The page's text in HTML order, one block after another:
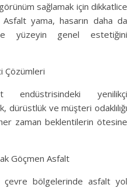
sağlamak için dikkatlice
Asfalt yama, hasarın daha da
yüzeyin genel estetiğini
Çözümleri
yenilikçi
dürüstlük ve müşteri odaklılığı
zaman beklentilerin ötesine
Göçmen Asfalt
çevre bölgelerinde asfalt yol